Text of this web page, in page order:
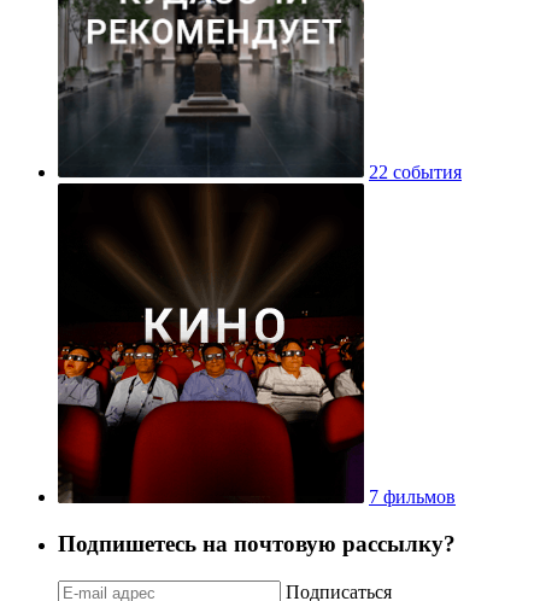
22 события
7 фильмов
Подпишетесь на почтовую рассылку?
Подписаться